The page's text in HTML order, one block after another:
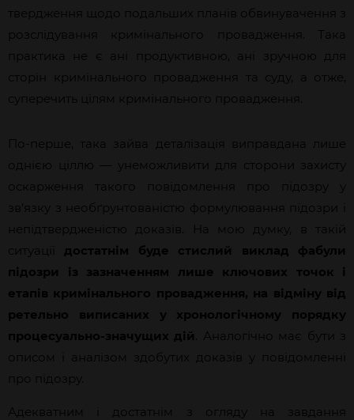
твердження щодо подальших планів обвинувачення з
розслідування кримінального провадження. Така
практика не є ані продуктивною, ані зручною для
сторін кримінального провадження та суду, а отже,
суперечить цілям кримінального провадження.
По-перше, така зайва деталізація виправдана лише
однією ціллю — унеможливити для сторони захисту
оскарження такого повідомлення про підозру у
зв’язку з необґрунтованістю формулювання підозри і
непідтвердженістю доказів. На мою думку, в такій
ситуації достатнім буде стислий виклад фабули
підозри із зазначенням лише ключових точок і
етапів кримінального провадження, на відміну від
ретельно виписаних у хронологічному порядку
процесуально-значущих дій
. Аналогічно має бути з
описом і аналізом здобутих доказів у повідомленні
про підозру.
Адекватним і достатнім з огляду на завдання